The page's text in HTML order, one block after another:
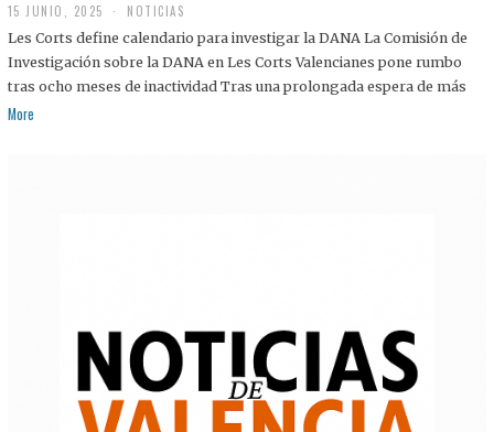
15 JUNIO, 2025 NOTICIAS
Les Corts define calendario para investigar la DANA La Comisión de
Investigación sobre la DANA en Les Corts Valencianes pone rumbo
tras ocho meses de inactividad Tras una prolongada espera de más
More